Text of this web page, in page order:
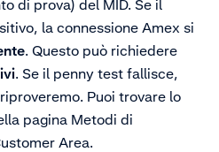
di prova) del MID. Se il
la connessione Amex si
. Questo può richiedere
. Se il penny test fallisce,
Puoi trovare lo
pagina Metodi di
Area.